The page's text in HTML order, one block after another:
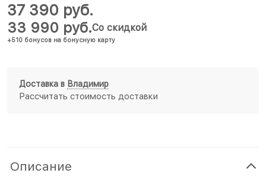
33 990 руб.
+510 бонусов на бонусную карту
Со скидкой
37 390 руб.
Доставка в Владимир
Рассчитать стоимость доставки
Описание